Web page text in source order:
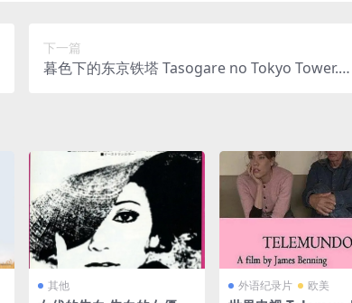
下一篇
暮色下的东京铁塔 Tasogare no Tokyo
其他 外语纪录片 欧美